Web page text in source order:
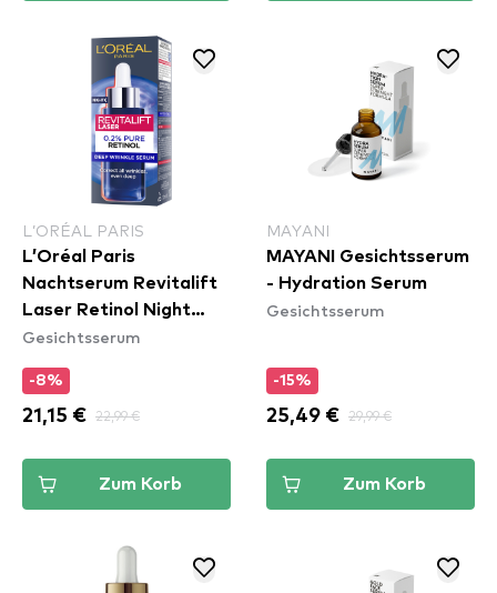
L’ORÉAL PARIS
L’Oréal Paris
Nachtserum Revitalift
Laser Retinol Night
Serum
Gesichtsserum
-8%
21,15 € 22,99 €
Zum Korb
MAYANI
MAYANI Gesichtsserum
- Hydration Serum
Gesichtsserum
-15%
25,49 € 29,99 €
Zum Korb